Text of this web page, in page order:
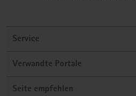
Service
Verwandte Portale
Seite empfehlen